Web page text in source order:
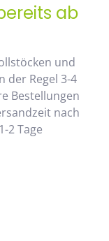
ab
und
der Regel 3-4
Bestellungen
nach
2 Tage